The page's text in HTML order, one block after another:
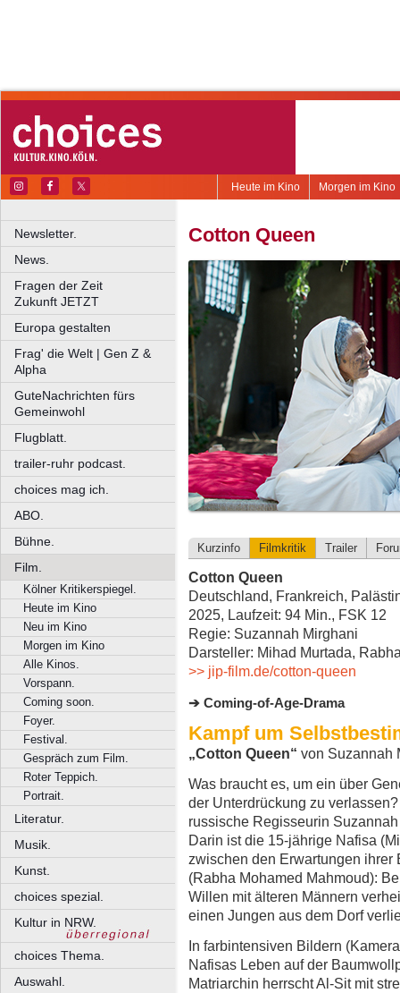
Morgen im Kino
Heute im Kino
Newsletter.
News.
Fragen der Zeit
Zukunft JETZT
Europa gestalten
Frag' die Welt | Gen Z &
Alpha
GuteNachrichten fürs
Gemeinwohl
Flugblatt.
trailer-ruhr podcast.
choices mag ich.
ABO.
Bühne.
Film.
Kölner Kritikerspiegel.
Heute im Kino
Neu im Kino
Morgen im Kino
Alle Kinos.
Vorspann.
Coming soon.
Foyer.
Festival.
Gespräch zum Film.
Roter Teppich.
Portrait.
Literatur.
Musik.
Kunst.
choices spezial.
Kultur in NRW.
choices Thema.
Auswahl.
Cotton Queen
Kurzinfo Filmkritik Trailer
Cotton Queen
Deutschland, Frankreich,
2025, Laufzeit: 94 Min., FSK 12
Regie: Suzannah Mirghani
Darsteller: Mihad Murtada,
>> jip-film.de/cotton-queen
Coming-of-Age-Drama
Kampf um
„Cotton Queen“ von Suzannah
Was braucht es, um ein über
der Unterdrückung zu
russische Regisseurin
Darin ist die 15-jährige Nafisa
zwischen den Erwartungen ihrer
(Rabha Mohamed Mahmoud):
Willen mit älteren Männern
einen Jungen aus dem Dorf
In farbintensiven Bildern
Nafisas Leben auf der
Matriarchin herrscht Al-Sit mit